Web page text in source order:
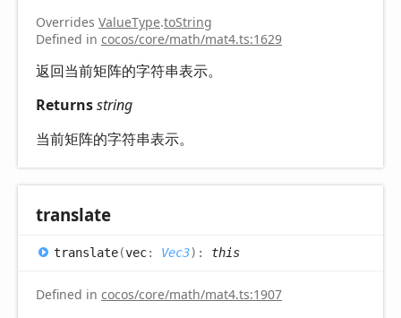
Overrides ValueType.toString
Defined in cocos/core/math/mat4.ts:1629
返回当前矩阵的字符串表示。
Returnsstring
当前矩阵的字符串表示。
translate
translate(vec: Vec3) : this
Defined in cocos/core/math/mat4.ts:1907